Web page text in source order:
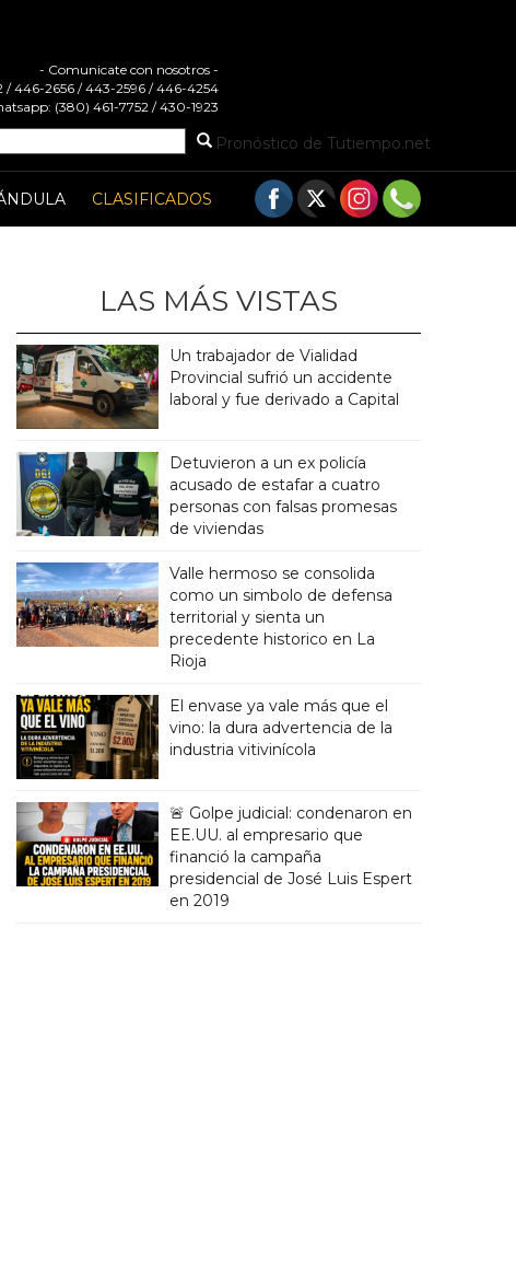
- Comunicate con nosotros -
/ 446-2656 / 443-2596 / 446-4254
(380) 461-7752 / 430-1923
Pronóstico de Tutiempo.net
CLASIFICADOS
LAS MÁS VISTAS
Un trabajador de Vialidad
Provincial sufrió un accidente
laboral y fue derivado a Capital
Detuvieron a un ex policía
acusado de estafar a cuatro
personas con falsas promesas
de viviendas
Valle hermoso se consolida
como un simbolo de defensa
territorial y sienta un
precedente historico en La
Rioja
El envase ya vale más que el
vino: la dura advertencia de la
industria vitivinícola
🚨 Golpe judicial: condenaron en
EE.UU. al empresario que
financió la campaña
presidencial de José Luis Espert
en 2019